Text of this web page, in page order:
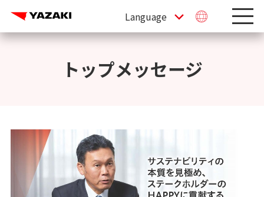
トップメッセージ